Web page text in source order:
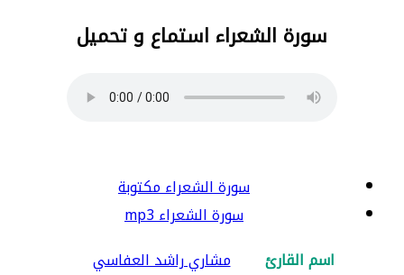
سورة الشعراء استماع و تحميل
سورة الشعراء مكتوبة
سورة الشعراء mp3
اسم القارئ
مشاري راشد العفاسي